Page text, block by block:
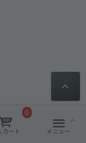
カート
0
メニュー